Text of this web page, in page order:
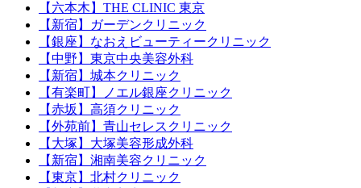
【六本木】THE CLINIC 東京
【新宿】ガーデンクリニック
【銀座】なおえビューティークリニック
【中野】東京中央美容外科
【新宿】城本クリニック
【有楽町】ノエル銀座クリニック
【赤坂】高須クリニック
【外苑前】青山セレスクリニック
【大塚】大塚美容形成外科
【新宿】湘南美容クリニック
【東京】北村クリニック